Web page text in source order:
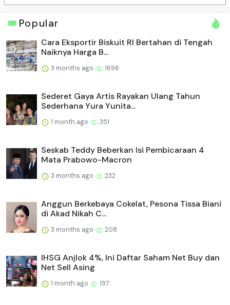
Popular
Cara Eksportir Biskuit RI Bertahan di Tengah
Naiknya Harga B...
3 months ago 1696
Sederet Gaya Artis Rayakan Ulang Tahun
Sederhana Yura Yunita...
1 month ago 351
Seskab Teddy Beberkan Isi Pembicaraan 4
Mata Prabowo-Macron
3 months ago 232
Anggun Berkebaya Cokelat, Pesona Tissa Biani
di Akad Nikah C...
3 months ago 208
IHSG Anjlok 4%, Ini Daftar Saham Net Buy dan
Net Sell Asing
1 month ago 197